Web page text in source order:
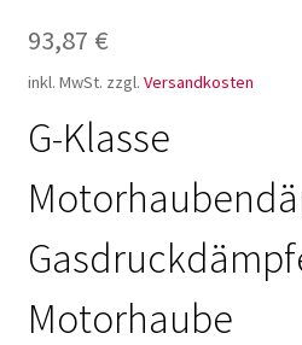
93,87 €
inkl. MwSt. zzgl. Versandkosten
G-Klasse
Motorhaube